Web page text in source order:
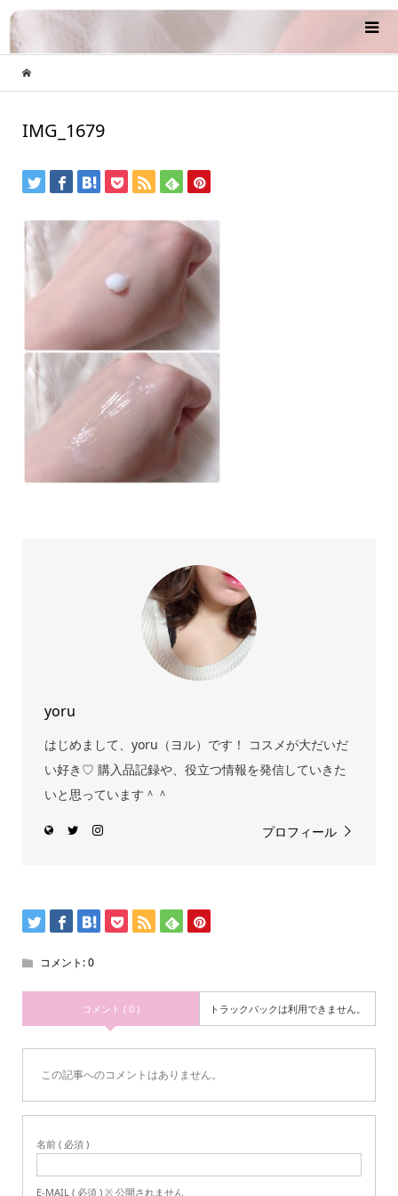
IMG_1679
yoru
はじめまして、yoru（ヨル）です！ コスメが大だいだ
い好き♡ 購入品記録や、役立つ情報を発信していきた
いと思っています＾＾
プロフィール
コメント:0
コメント ( 0 ) トラックバックは利用できません。
この記事へのコメントはありません。
名前 ( 必須 )
E-MAIL ( 必須 ) ※ 公開されません